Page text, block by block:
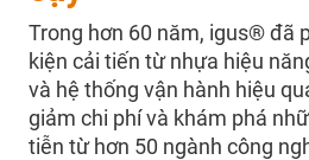
Trong hơn 60 năm, igus® đã
kiện cải tiến từ nhựa hiệu
và hệ thống vận hành hiệu
giảm chi phí và khám phá
tiễn từ hơn 50 ngành công